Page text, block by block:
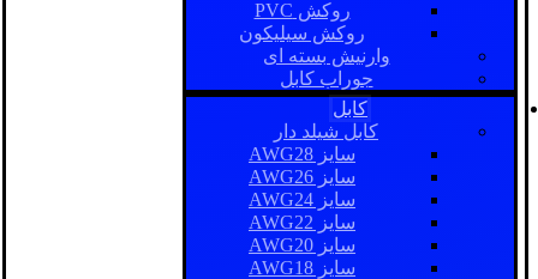
روکش PVC
روکش سیلیکون
وارنیش بسته ای
جوراب کابل
کابل
کابل شیلد دار
سایز AWG28
سایز AWG26
سایز AWG24
سایز AWG22
سایز AWG20
سایز AWG18